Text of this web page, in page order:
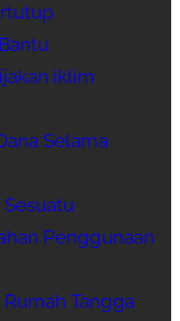
iklim
Selama
Penggunaan
Tangga